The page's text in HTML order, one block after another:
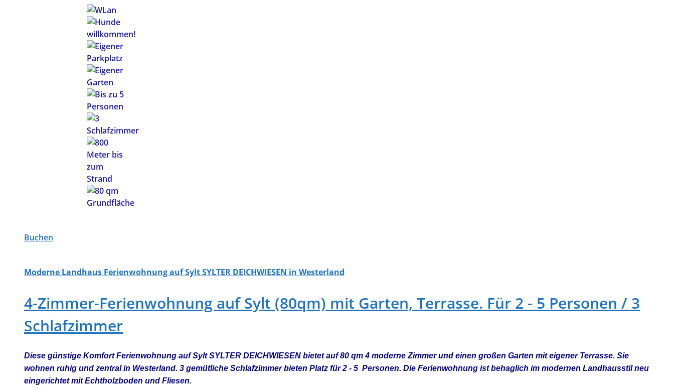
Buchen
Moderne Landhaus Ferienwohnung auf Sylt SYLTER DEICHWIESEN in Westerland
4-Zimmer-Ferienwohnung auf Sylt (80qm) mit Garten, Terrasse. Für 2 - 5 Personen / 3
Schlafzimmer
Diese günstige Komfort Ferienwohnung auf Sylt SYLTER DEICHWIESEN bietet auf 80 qm 4 moderne Zimmer und einen großen Garten mit eigener Terrasse. Sie
wohnen ruhig und zentral in Westerland. 3 gemütliche Schlafzimmer bieten Platz für 2 - 5 Personen. Die Ferienwohnung ist behaglich im modernen Landhausstil neu
eingerichtet mit Echtholzboden und Fliesen.